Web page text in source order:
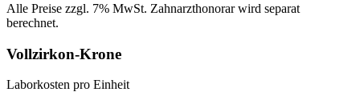
Alle Preise zzgl. 7% MwSt. Zahnarzthonorar wird separat
berechnet.
Vollzirkon-Krone
Laborkosten pro Einheit